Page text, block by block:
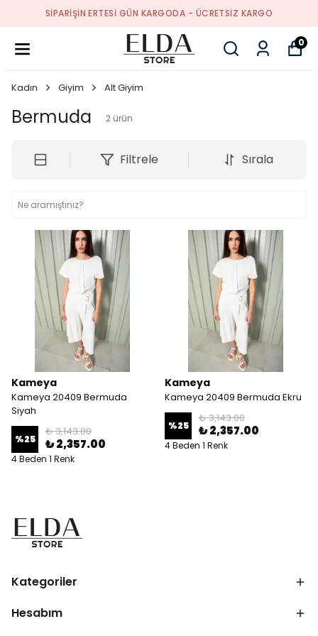
SIPARIŞIN ERTESI GÜN KARGODA - ÜCRETSIZ KARGO
0
Kadın Giyim Alt Giyim
Bermuda 2 ürün
Filtrele Sırala
Kameya
Kameya 20409 Bermuda
Siyah
%25
₺ 3,143.00
₺ 2,357.00
4 Beden 1 Renk
Kameya
Kameya 20409 Bermuda Ekru
%25
₺ 3,143.00
₺ 2,357.00
4 Beden 1 Renk
Kategoriler
Hesabım